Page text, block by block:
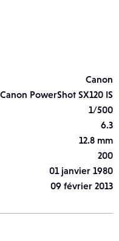
Canon
Canon PowerShot SX120 IS
1/500
6.3
12.8 mm
200
01 janvier 1980
09 février 2013